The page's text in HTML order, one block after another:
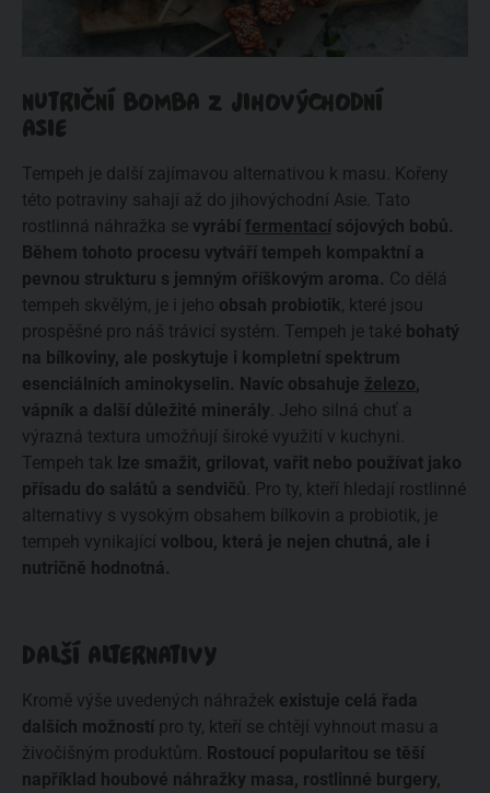
NUTRIČNÍ BOMBA Z JIHOVÝCHODNÍ
ASIE
Tempeh je další zajímavou alternativou k masu. Kořeny
této potraviny sahají až do jihovýchodní Asie. Tato
rostlinná náhražka se vyrábí fermentací sójových bobů.
Během tohoto procesu vytváří tempeh kompaktní a
pevnou strukturu s jemným oříškovým aroma. Co dělá
tempeh skvělým, je i jeho obsah probiotik, které jsou
prospěšné pro náš trávicí systém. Tempeh je také bohatý
na bílkoviny, ale poskytuje i kompletní spektrum
esenciálních aminokyselin. Navíc obsahuje železo,
vápník a další důležité minerály . Jeho silná chuť a
výrazná textura umožňují široké využití v kuchyni.
Tempeh tak lze smažit, grilovat, vařit nebo používat jako
přísadu do salátů a sendvičů . Pro ty, kteří hledají rostlinné
alternativy s vysokým obsahem bílkovin a probiotik, je
tempeh vynikající volbou, která je nejen chutná, ale i
nutričně hodnotná.
DALŠÍ ALTERNATIVY
Kromě výše uvedených náhražek existuje celá řada
dalších možností pro ty, kteří se chtějí vyhnout masu a
živočišným produktům. Rostoucí popularitou se těší
například houbové náhražky masa, rostlinné burgery,